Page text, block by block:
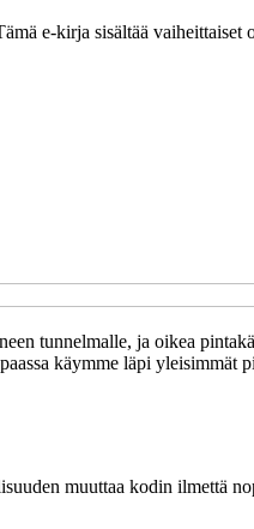
e-kirja sisältää vaiheittaiset
tunnelmalle, ja oikea
käymme läpi yleisimmät
muuttaa kodin ilmettä